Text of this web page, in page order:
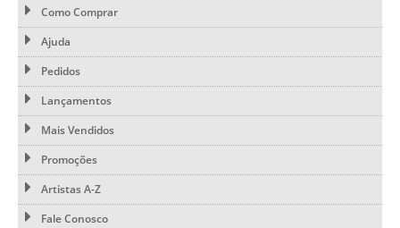
Como Comprar
Ajuda
Pedidos
Lançamentos
Mais Vendidos
Promoções
Artistas A-Z
Fale Conosco